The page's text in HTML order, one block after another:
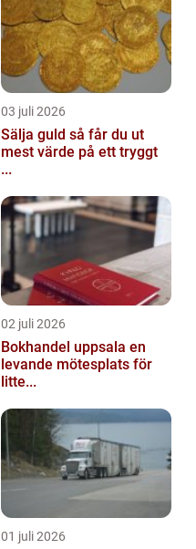
03 juli 2026
Sälja guld så får du ut
mest värde på ett tryggt
...
02 juli 2026
Bokhandel uppsala en
levande mötesplats för
litte...
01 juli 2026